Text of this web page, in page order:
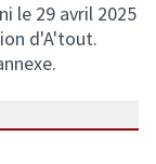
le 29 avril 2025
d'A'tout.